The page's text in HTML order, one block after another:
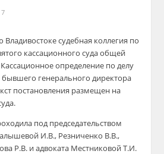
7
Владивостоке судебная коллегия по
кассационного суда общей
определение по делу
генерального директора
постановления размещен на
под председательством
И.В., Резниченко В.В.,
Р.В. и адвоката Местниковой Т.И.